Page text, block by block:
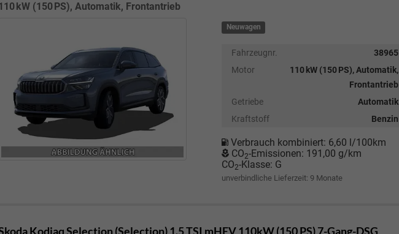
kW (150 PS), Automatik, Frontantrieb
Neuwagen
Fahrzeugnr.
38965
Motor
110 kW (150 PS), Automatik,
Frontantrieb
Getriebe
Automatik
Kraftstoff
Benzin
Verbrauch kombiniert: 6,60 l/100km
CO2-Emissionen: 191,00 g/km
CO2-Klasse: G
unverbindliche Lieferzeit: 9 Monate
Kodiaq Selection (Selection) 1.5 TSI mHEV 110kW (150 PS) 7-Gang-DSG